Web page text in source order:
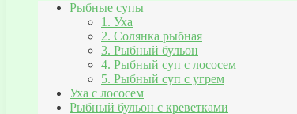
Рыбные супы
1. Уха
2. Солянка рыбная
3. Рыбный бульон
4. Рыбный суп с лососем
5. Рыбный суп с угрем
Уха с лососем
Рыбный бульон с креветками